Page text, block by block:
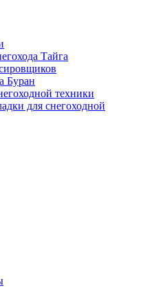
Тайга
Буран
техники
для снегоходной